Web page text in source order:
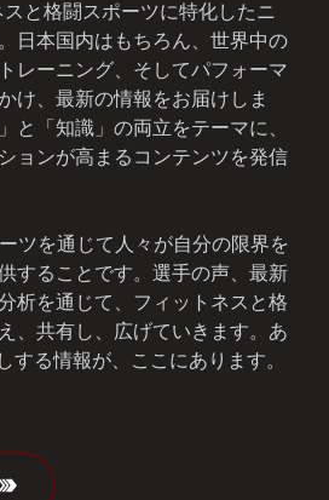
と格闘スポーツに特化したニ
日本国内はもちろん、世界中の
レーニング、そしてパフォーマ
け、最新の情報をお届けしま
と「知識」の両立をテーマに、
ョンが高まるコンテンツを発信
ツを通じて人々が自分の限界を
することです。選手の声、最新
析を通じて、フィットネスと格
、共有し、広げていきます。あ
する情報が、ここにあります。